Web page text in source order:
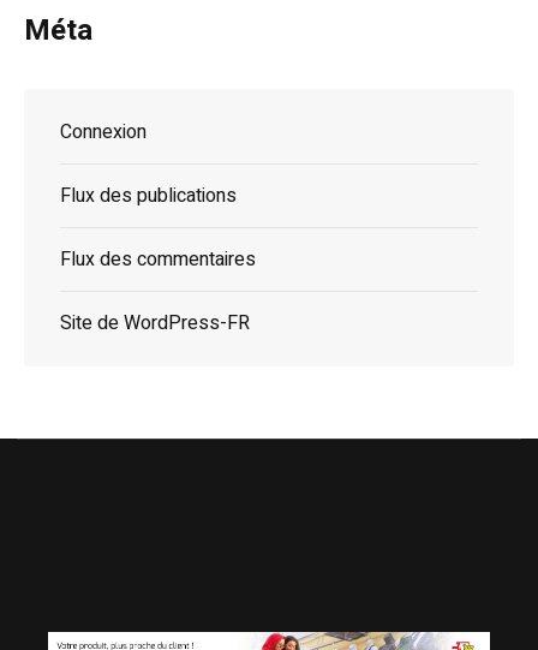
Méta
Connexion
Flux des publications
Flux des commentaires
Site de WordPress-FR